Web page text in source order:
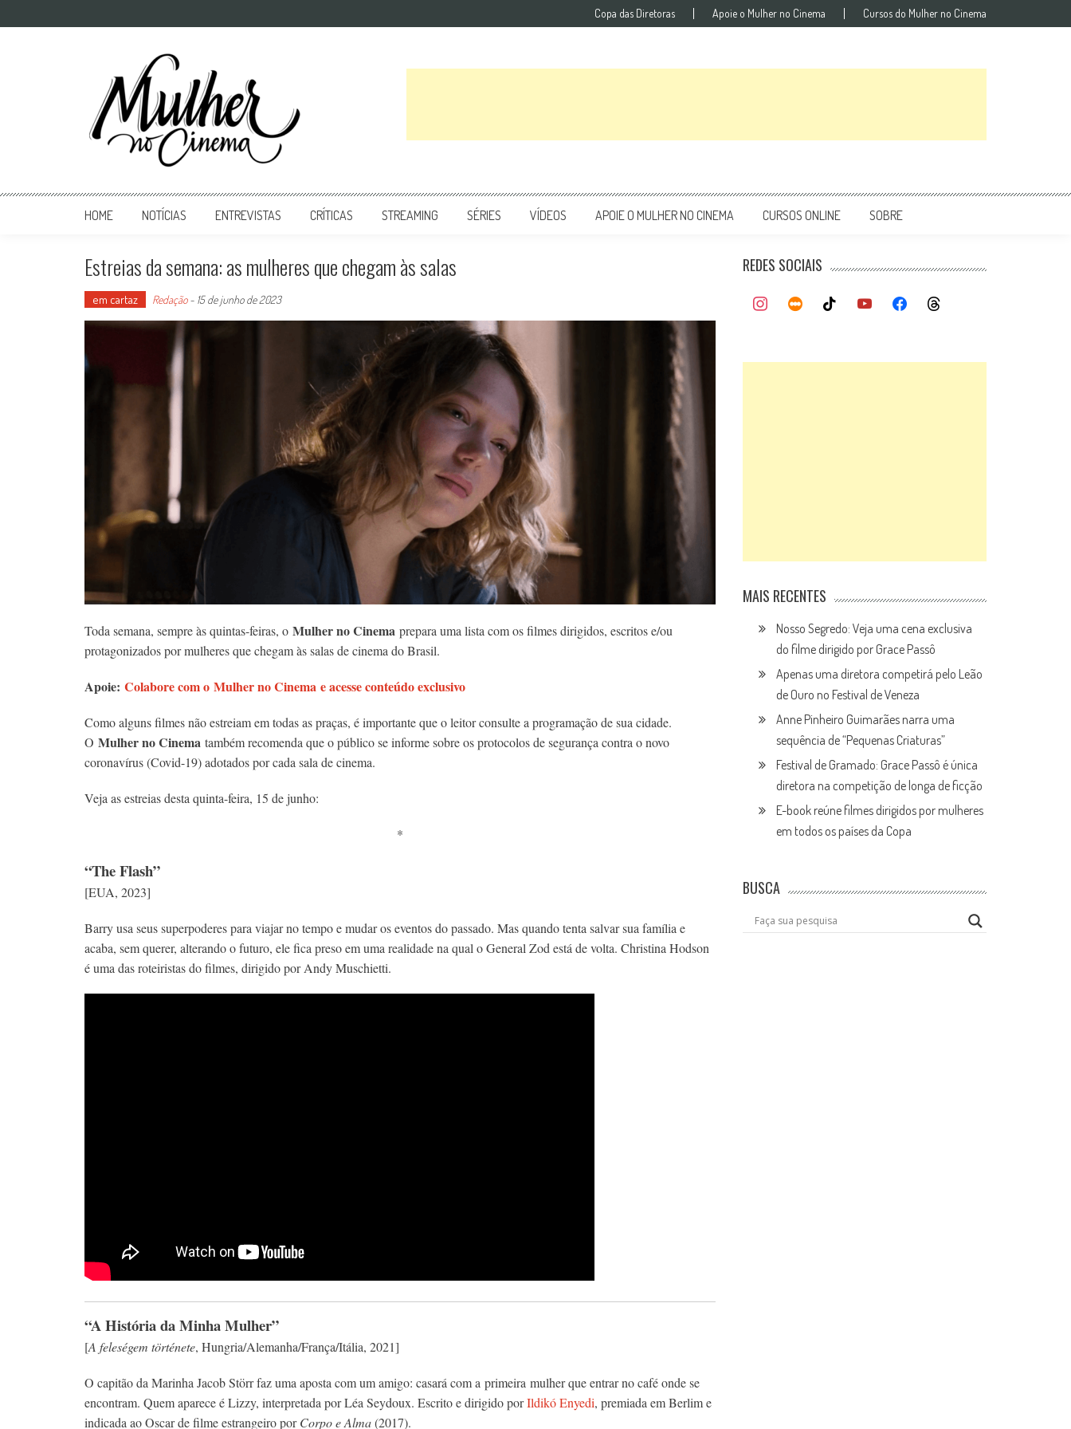
Copa das Diretoras Apoie o Mulher no Cinema Cursos do Mulher no Cinema
Mulher no Cinema
HOME NOTÍCIAS ENTREVISTAS CRÍTICAS STREAMING SÉRIES VÍDEOS APOIE O MULHER NO CINEMA CURSOS ONLINE SOBRE
Estreias da semana: as mulheres que chegam às salas
em cartaz Redação- 15 de junho de 2023
Toda semana, sempre às quintas-feiras, o Mulher no Cinema prepara uma lista com os filmes dirigidos, escritos e/ou
protagonizados por mulheres que chegam às salas de cinema do Brasil.
Apoie: Colabore com o Mulher no Cinema e acesse conteúdo exclusivo
Como alguns filmes não estreiam em todas as praças, é importante que o leitor consulte a programação de sua cidade.
O Mulher no Cinema também recomenda que o público se informe sobre os protocolos de segurança contra o novo
coronavírus (Covid-19) adotados por cada sala de cinema.
Veja as estreias desta quinta-feira, 15 de junho:
*
“The Flash”
[EUA, 2023]
Barry usa seus superpoderes para viajar no tempo e mudar os eventos do passado. Mas quando tenta salvar sua família e
acaba, sem querer, alterando o futuro, ele fica preso em uma realidade na qual o General Zod está de volta. Christina Hodson
é uma das roteiristas do filmes, dirigido por Andy Muschietti.
“A História da Minha Mulher”
[A feleségem története, Hungria/Alemanha/França/Itália, 2021]
O capitão da Marinha Jacob Störr faz uma aposta com um amigo: casará coma primeira mulherque entrar no café onde se
encontram. Quem aparece é Lizzy, interpretada por Léa Seydoux. Escrito e dirigido porIldikó Enyedi, premiada em Berlim e
indicada ao Oscar de filme estrangeiro porCorpo e Alma(2017).
REDES SOCIAIS
MAIS RECENTES
Nosso Segredo: Veja uma cena exclusiva
do filme dirigido por Grace Passô
Apenas uma diretora competirá pelo Leão
de Ouro no Festival de Veneza
Anne Pinheiro Guimarães narra uma
sequência de “Pequenas Criaturas”
Festival de Gramado: Grace Passô é única
diretora na competição de longa de ficção
E-book reúne filmes dirigidos por mulheres
em todos os países da Copa
BUSCA